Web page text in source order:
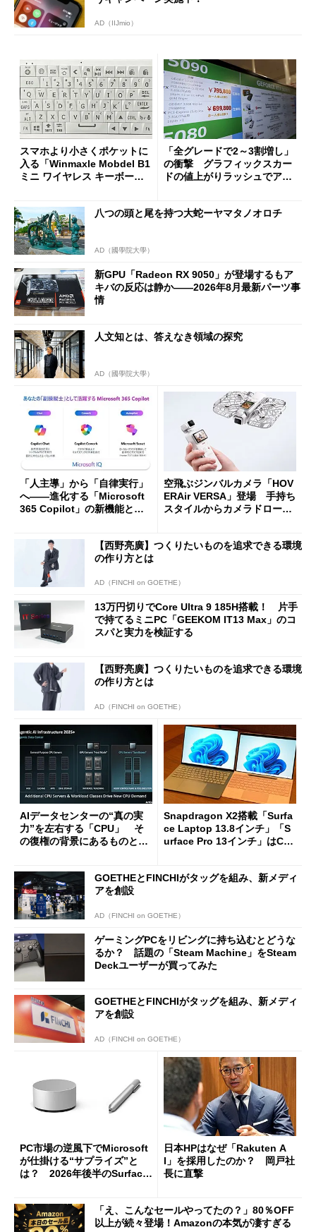
AD（IIJmio）
スマホより小さくポケットに
入る「Winmaxle Mobdel B1
ミニ ワイヤレス キーボー
「全グレードで2～3割増し」
の衝撃 グラフィックスカー
ドの値上がりラッシュでアキ
八つの頭と尾を持つ大蛇ーヤマタノオロチ
AD（國學院大學）
新GPU「Radeon RX 9050」が登場するもア
キバの反応は静か――2026年8月最新パーツ事
情
人文知とは、答えなき領域の探究
AD（國學院大學）
「人主導」から「自律実行」
へ――進化する「Microsoft
365 Copilot」の新機能とエ
空飛ぶジンバルカメラ「HOV
ERAir VERSA」登場 手持ち
スタイルからカメラドローン
【西野亮廣】つくりたいものを追求できる環境
の作り方とは
AD（FINCHI on GOETHE）
13万円切りでCore Ultra 9 185H搭載！ 片手
で持てるミニPC「GEEKOM IT13 Max」のコ
スパと実力を検証する
【西野亮廣】つくりたいものを追求できる環境
の作り方とは
AD（FINCHI on GOETHE）
AIデータセンターの“真の実
力”を左右する「CPU」 そ
の復権の背景にあるものと
Snapdragon X2搭載「Surfa
ce Laptop 13.8インチ」「S
urface Pro 13インチ」はCop
た
GOETHEとFINCHIがタッグを組み、新メディ
アを創設
AD（FINCHI on GOETHE）
ゲーミングPCをリビングに持ち込むとどうな
るか？ 話題の「Steam Machine」をSteam
Deckユーザーが買ってみた
GOETHEとFINCHIがタッグを組み、新メディ
アを創設
AD（FINCHI on GOETHE）
PC市場の逆風下でMicrosoft
が仕掛ける“サプライズ”と
は？ 2026年後半のSurface
日本HPはなぜ「Rakuten A
I」を採用したのか？ 岡戸社
長に直撃
「え、こんなセールやってたの？」80％OFF
以上が続々登場！Amazonの本気が凄すぎる